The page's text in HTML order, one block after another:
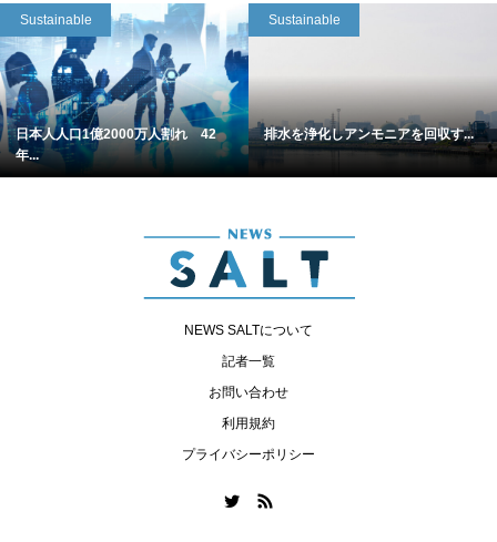
Sustainable
日本人人口1億2000万人割れ 42
年...
Sustainable
排水を浄化しアンモニアを回収す...
NEWS SALTについて
記者一覧
お問い合わせ
利用規約
プライバシーポリシー